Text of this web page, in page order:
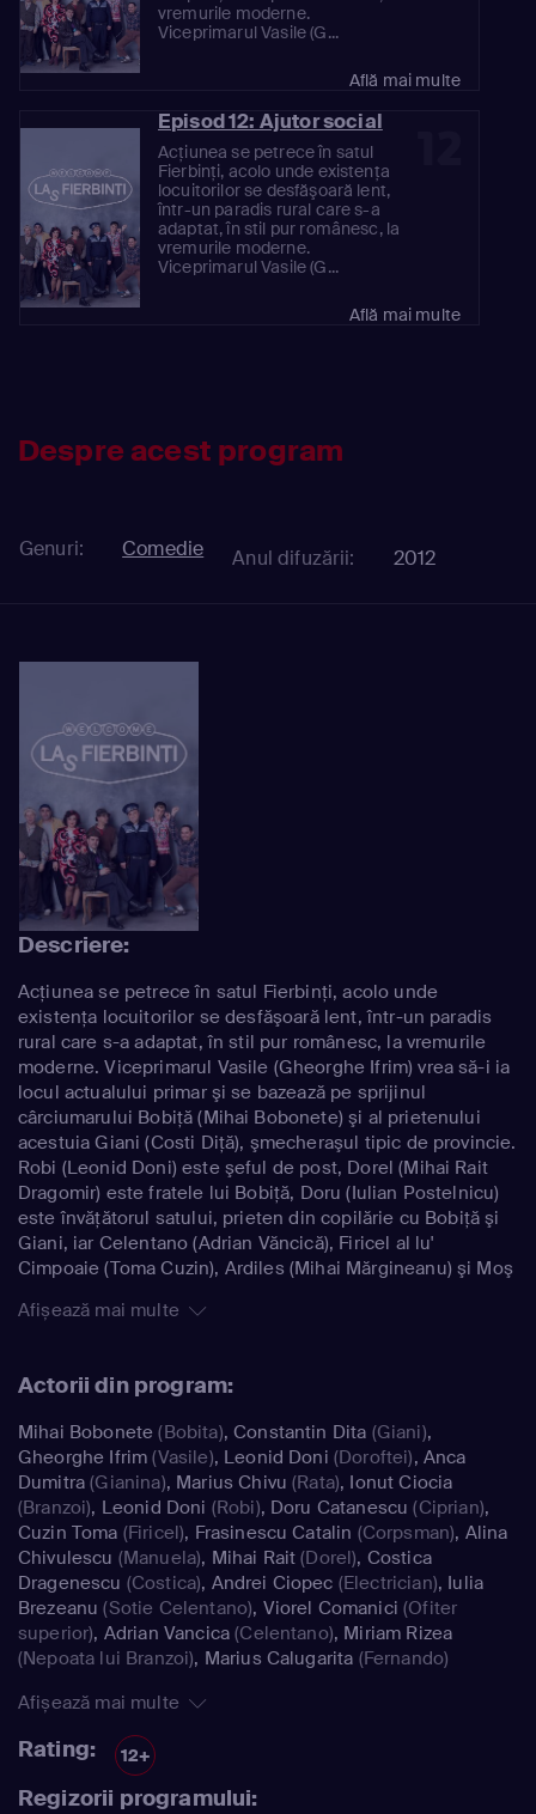
vremurile moderne.
Viceprimarul Vasile (G...
Află mai multe
Episod 12: Ajutor social
Acţiunea se petrece în satul
Fierbinţi, acolo unde existenţa
locuitorilor se desfăşoară lent,
într-un paradis rural care s-a
adaptat, în stil pur românesc, la
vremurile moderne.
Viceprimarul Vasile (G...
Află mai multe
Despre acest program
Genuri: Comedie Anul difuzării: 2012
Descriere:
Acţiunea se petrece în satul Fierbinţi, acolo unde
existenţa locuitorilor se desfăşoară lent, într-un paradis
rural care s-a adaptat, în stil pur românesc, la vremurile
moderne. Viceprimarul Vasile (Gheorghe Ifrim) vrea să-i ia
locul actualului primar şi se bazează pe sprijinul
cârciumarului Bobiţă (Mihai Bobonete) şi al prietenului
acestuia Giani (Costi Diţă), şmecheraşul tipic de provincie.
Robi (Leonid Doni) este şeful de post, Dorel (Mihai Rait
Dragomir) este fratele lui Bobiţă, Doru (Iulian Postelnicu)
este învăţătorul satului, prieten din copilărie cu Bobiţă şi
Giani, iar Celentano (Adrian Văncică), Firicel al lu'
Cimpoaie (Toma Cuzin), Ardiles (Mihai Mărgineanu) şi Moş
colorate şi pline de umor. Filmat într-un sat real, din
muzică aparte compusă special de Mihai Mărgineanu şi
Afișează mai multe
Actorii din program:
Mihai Bobonete (Bobita),Constantin Dita (Giani),
Gheorghe Ifrim (Vasile), Leonid Doni (Doroftei), Anca
Dumitra (Gianina), Marius Chivu (Rata), Ionut Ciocia
(Branzoi), Leonid Doni (Robi), Doru Catanescu (Ciprian),
Cuzin Toma (Firicel), Frasinescu Catalin (Corpsman), Alina
Chivulescu (Manuela), Mihai Rait (Dorel), Costica
Dragenescu (Costica), Andrei Ciopec (Electrician), Iulia
Brezeanu (Sotie Celentano), Viorel Comanici (Ofiter
superior), Adrian Vancica (Celentano), Miriam Rizea
(Nepoata lui Branzoi), Marius Calugarita (Fernando)
Afișează mai multe
Rating: 12+
Regizorii programului: